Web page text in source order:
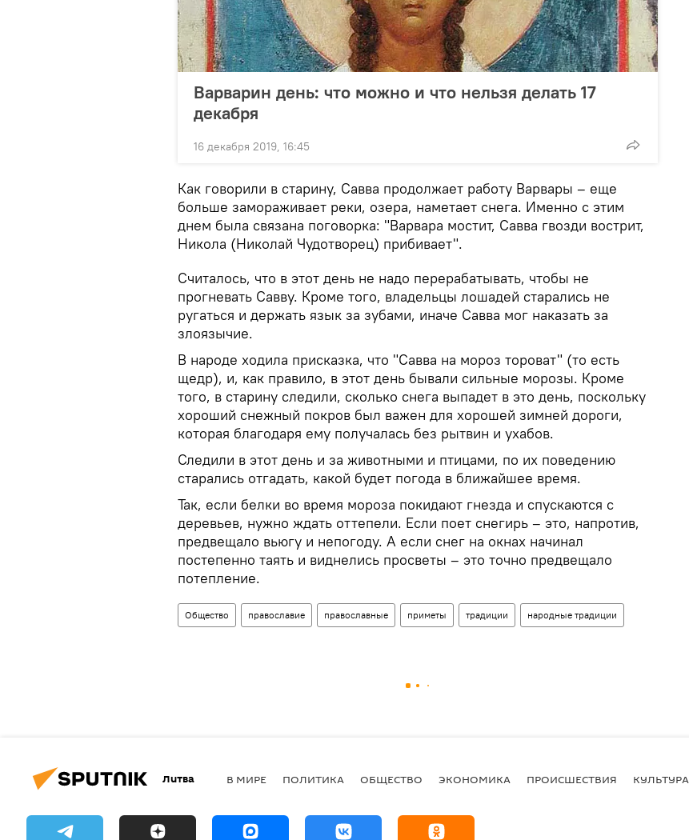
Варварин день: что можно и что нельзя делать 17
декабря
16 декабря 2019, 16:45
Как говорили в старину, Савва продолжает работу Варвары – еще
больше замораживает реки, озера, наметает снега. Именно с этим
днем была связана поговорка: "Варвара мостит, Савва гвозди вострит,
Никола (Николай Чудотворец) прибивает".
Считалось, что в этот день не надо перерабатывать, чтобы не
прогневать Савву. Кроме того, владельцы лошадей старались не
ругаться и держать язык за зубами, иначе Савва мог наказать за
злоязычие.
В народе ходила присказка, что "Савва на мороз тороват" (то есть
щедр), и, как правило, в этот день бывали сильные морозы. Кроме
того, в старину следили, сколько снега выпадет в это день, поскольку
хороший снежный покров был важен для хорошей зимней дороги,
которая благодаря ему получалась без рытвин и ухабов.
Следили в этот день и за животными и птицами, по их поведению
старались отгадать, какой будет погода в ближайшее время.
Так, если белки во время мороза покидают гнезда и спускаются с
деревьев, нужно ждать оттепели. Если поет снегирь – это, напротив,
предвещало вьюгу и непогоду. А если снег на окнах начинал
постепенно таять и виднелись просветы – это точно предвещало
потепление.
Общество православие православные приметы традиции народные традиции
Литва В МИРЕ ПОЛИТИКА ОБЩЕСТВО ЭКОНОМИКА ПРОИСШЕСТВИЯ КУЛЬТУРА